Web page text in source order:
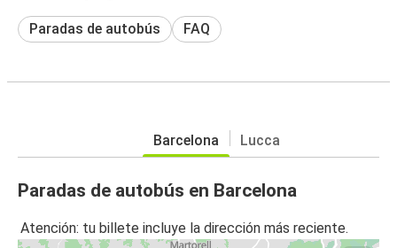
Paradas de autobús FAQ
Barcelona Lucca
Paradas de autobús en Barcelona
Atención: tu billete incluye la dirección más reciente.